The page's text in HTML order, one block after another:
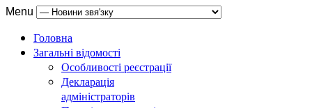
Menu
Головна
Загальні відомості
Особливості реєстрації
Декларація
адміністраторів